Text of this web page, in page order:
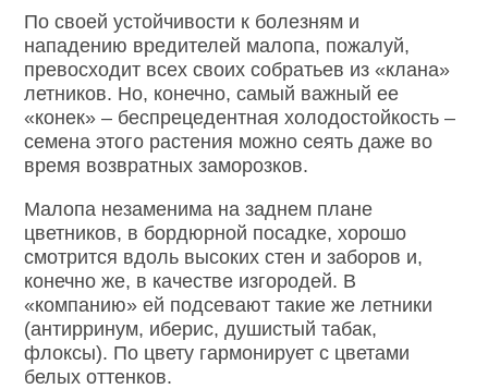
По своей устойчивости к болезням и
нападению вредителей малопа, пожалуй,
превосходит всех своих собратьев из «клана»
летников. Но, конечно, самый важный ее
«конек» – беспрецедентная холодостойкость –
семена этого растения можно сеять даже во
время возвратных заморозков.
Малопа незаменима на заднем плане
цветников, в бордюрной посадке, хорошо
смотрится вдоль высоких стен и заборов и,
конечно же, в качестве изгородей. В
«компанию» ей подсевают такие же летники
(антирринум, иберис, душистый табак,
флоксы). По цвету гармонирует с цветами
белых оттенков.